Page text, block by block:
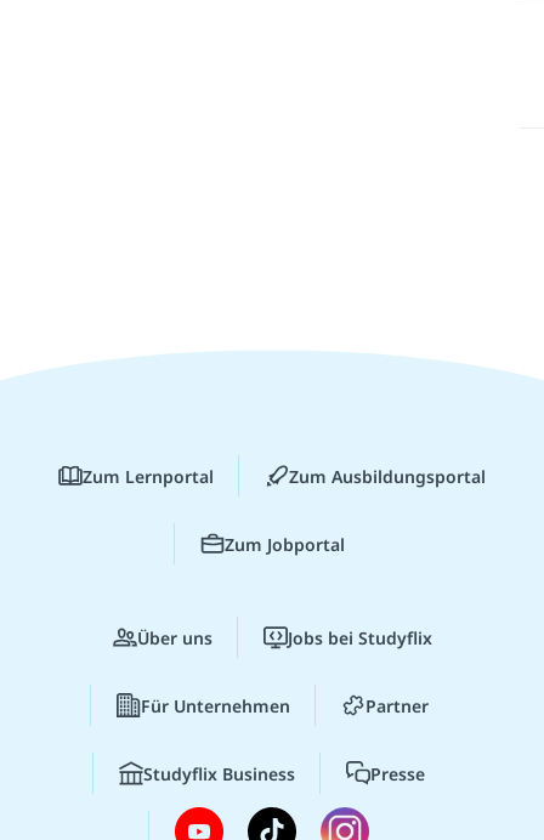
Zum Lernportal Zum Ausbildungsportal
Zum Jobportal
Über uns Jobs bei Studyflix
Für Unternehmen Partner
Studyflix Business Presse